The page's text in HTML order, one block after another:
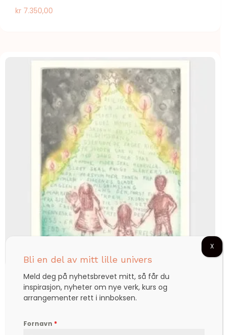
kr 7.350,00
Deilig er jorden
1.400,00
Bli en del av mitt lille univers
Meld deg på nyhetsbrevet mitt, så får du
inspirasjon, nyheter om nye verk, kurs og
arrangementer rett i innboksen.
Fornavn *
X